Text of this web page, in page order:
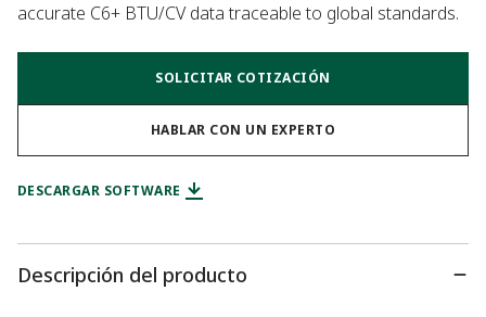
accurate C6+ BTU/CV data traceable to global standards.
SOLICITAR COTIZACIÓN
HABLAR CON UN EXPERTO
DESCARGAR SOFTWARE
Descripción del producto